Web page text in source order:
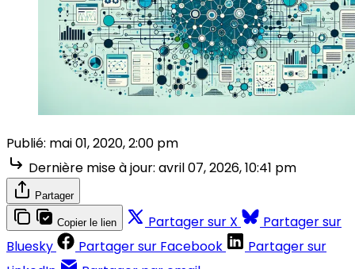
Publié: mai 01, 2020, 2:00 pm
Dernière mise à jour: avril 07, 2026, 10:41 pm
Partager
Copier le lien Partager sur X
Partager sur
Bluesky
Partager sur Facebook
Partager sur